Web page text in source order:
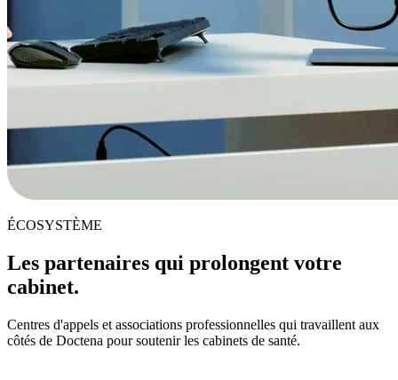
ÉCOSYSTÈME
Les partenaires qui prolongent votre
cabinet.
Centres d'appels et associations professionnelles qui travaillent aux
côtés de Doctena pour soutenir les cabinets de santé.